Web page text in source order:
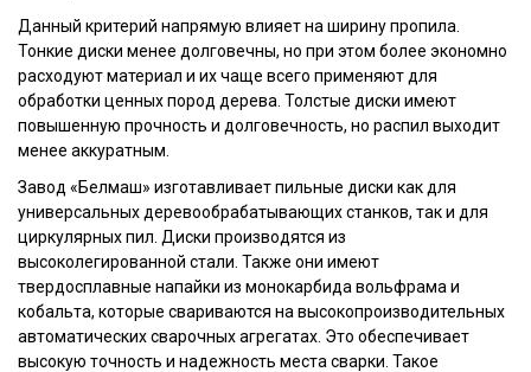
Данный критерий напрямую влияет на ширину пропила.
Тонкие диски менее долговечны, но при этом более экономно
расходуют материал и их чаще всего применяют для
обработки ценных пород дерева. Толстые диски имеют
повышенную прочность и долговечность, но распил выходит
менее аккуратным.
Завод «Белмаш» изготавливает пильные диски как для
универсальных деревообрабатывающих станков, так и для
циркулярных пил. Диски производятся из
высоколегированной стали. Также они имеют
твердосплавные напайки из монокарбида вольфрама и
кобальта, которые свариваются на высокопроизводительных
автоматических сварочных агрегатах. Это обеспечивает
высокую точность и надежность места сварки. Такое